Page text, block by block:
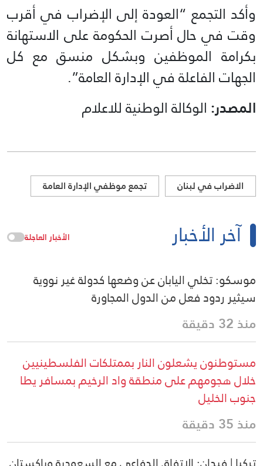
وأكد التجمع “العودة إلى الإضراب في أقرب
وقت في حال أصرت الحكومة على الاستهانة
بكرامة الموظفين وبشكل منسق مع كل
الجهات الفاعلة في الإدارة العامة”.
المصدر: الوكالة الوطنية للاعلام
الاضراب في لبنان تجمع موظفي الإدارة العامة
آخر الأخبار الأخبار العاجلة
موسكو: تخلي اليابان عن وضعها كدولة غير نووية
سيثير ردود فعل من الدول المجاورة
منذ 32 دقيقة
مستوطنون يشعلون النار بممتلكات الفلسطينيين
خلال هجومهم على منطقة واد الرخيم بمسافر يطا
جنوب الخليل
منذ 35 دقيقة